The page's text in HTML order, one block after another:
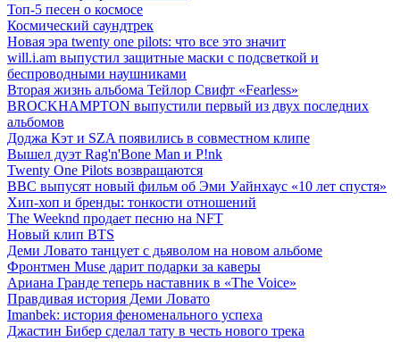
Топ-5 песен о космосе
Космический саундтрек
Новая эра twenty one pilots: что все это значит
will.i.am выпустил защитные маски с подсветкой и
беспроводными наушниками
Вторая жизнь альбома Тейлор Свифт «Fearless»
BROCKHAMPTON выпустили первый из двух последних
альбомов
Доджа Кэт и SZA появились в совместном клипе
Вышел дуэт Rag'n'Bone Man и P!nk
Twenty One Pilots возвращаются
BBC выпусят новый фильм об Эми Уайнхаус «10 лет спустя»
Хип-хоп и бренды: тонкости отношений
The Weeknd продает песню на NFT
Новый клип BTS
Деми Ловато танцует с дьяволом на новом альбоме
Фронтмен Muse дарит подарки за каверы
Ариана Гранде теперь наставник в «The Voice»
Правдивая история Деми Ловато
Imanbek: история феноменального успеха
Джастин Бибер сделал тату в честь нового трека